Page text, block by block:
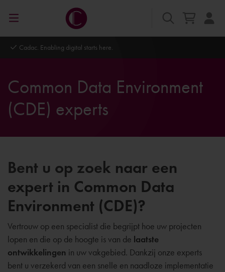
Cadac. Enabling digital starts here.
Common Data Environment
(CDE) experts
Bent u op zoek naar een
expert in Common Data
Environment (CDE)?
Vertrouw op een specialist die begrijpt hoe uw projecten
lopen en die op de hoogte is van de laatste
ontwikkelingen in uw vakgebied. Dankzij onze experts
bent u verzekerd van een snelle en naadloze implementatie